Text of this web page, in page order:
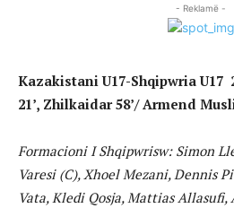
- Reklamë -
Kazakistani U17-Shqipwria
21’, Zhilkaidar 58’/ Armend
Formacioni I Shqipwrisw: Simon
Varesi (C), Xhoel Mezani, Dennis
Vata, Kledi Qosja, Mattias